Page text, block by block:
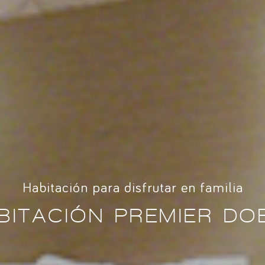
Habitación para disfrutar en familia
PREMIER